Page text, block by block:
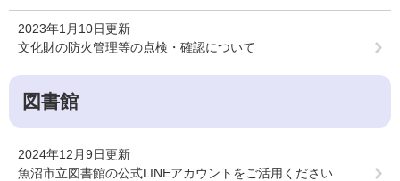
2023年1月10日更新
文化財の防火管理等の点検・確認について
図書館
2024年12月9日更新
魚沼市立図書館の公式LINEアカウントをご活用ください